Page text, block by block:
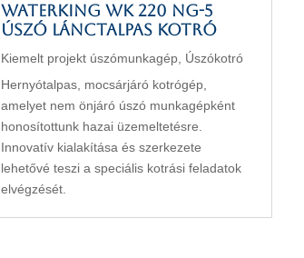
WATERKING WK 220 NG-5
úszó lánctalpas kotró
Kiemelt projekt úszómunkagép, Úszókotró
Hernyótalpas, mocsárjáró kotrógép,
amelyet nem önjáró úszó munkagépként
honosítottunk hazai üzemeltetésre.
Innovatív kialakítása és szerkezete
lehetővé teszi a speciális kotrási feladatok
elvégzését.